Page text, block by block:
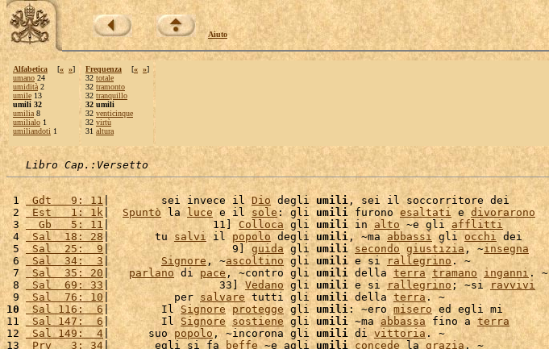
Aiuto
Alfabetica [« »]
umano 24
umidità 2
umile 13
umili 32
umilia 8
umilialo 1
umiliandoti 1
Frequenza [« »]
32 totale
32 tramonto
32 tranquillo
32 umili
32 venticinque
32 virtù
31 altura
Libro Cap.:Versetto
1 Gdt   9: 11 |        sei invece il Dio degli umili, sei il soccorritore dei
2 Est   1: 1k | Spuntò la luce e il sole: gli umili furono esaltati e divorarono
3
  Gb   5: 11
|                11] Colloca gli umili in alto ~e gli afflitti
4
Sal  18: 28|       tu salvi il popolo degli umili , ~ma abbassi gli occhi dei
5 Sal  25:  9 |                   9] guida gli umili secondo giustizia, ~insegna
6 Sal  34:  3 | Signore , ~ascoltino gli umili e si rallegrino. ~
7
Sal  35: 20| parlano di pace , ~contro gli umili della terra tramano inganni. ~
8 Sal  69: 33 |                 33] Vedano gli umili e si rallegrino ; ~si ravvivi
9 Sal  76: 10|          per salvare tutti gli umili della terra
10
Sal 116:  6 |        Il Signore protegge gli umili: ~ero misero ed egli mi
11 Sal 147:  6 |        Il Signore sostiene gli umili ~ma abbassa fino a terra
12
Sal 149:  4 |      suo popolo , ~incorona gli umili di vittoria . ~
13
Prv   3: 34|       egli si fa beffe ~e agli umili concede la grazia. ~